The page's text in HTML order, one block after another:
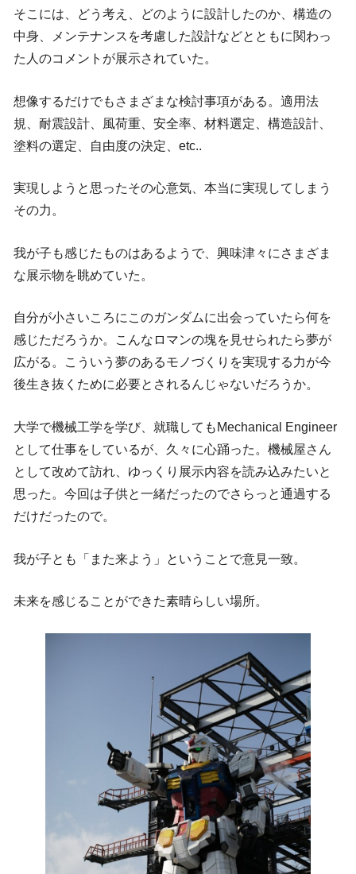
そこには、どう考え、どのように設計したのか、構造の
中身、メンテナンスを考慮した設計などとともに関わっ
た人のコメントが展示されていた。
想像するだけでもさまざまな検討事項がある。適用法
規、耐震設計、風荷重、安全率、材料選定、構造設計、
塗料の選定、自由度の決定、etc..
実現しようと思ったその心意気、本当に実現してしまう
その力。
我が子も感じたものはあるようで、興味津々にさまざま
な展示物を眺めていた。
自分が小さいころにこのガンダムに出会っていたら何を
感じただろうか。こんなロマンの塊を見せられたら夢が
広がる。こういう夢のあるモノづくりを実現する力が今
後生き抜くために必要とされるんじゃないだろうか。
大学で機械工学を学び、就職してもMechanical Engineer
として仕事をしているが、久々に心踊った。機械屋さん
として改めて訪れ、ゆっくり展示内容を読み込みたいと
思った。今回は子供と一緒だったのでさらっと通過する
だけだったので。
我が子とも「また来よう」ということで意見一致。
未来を感じることができた素晴らしい場所。